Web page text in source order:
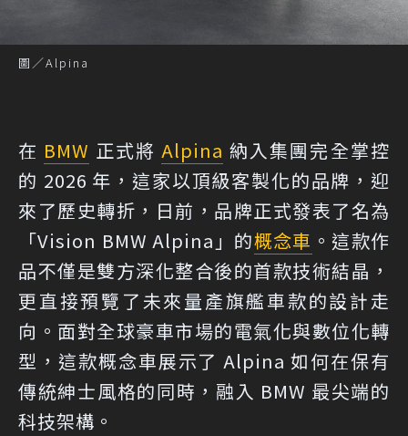
圖／Alpina
在 BMW 正式將Alpina 納入集團完全掌控
的 2026 年，這家以頂級客製化的品牌，迎
來了歷史轉折，日前，品牌正式發表了名為
「Vision BMW Alpina」的概念車 。這款作
品不僅是雙方深化整合後的首款技術結晶，
更直接預覽了未來量產旗艦車款的設計走
向。面對全球豪車市場的電氣化與數位化轉
型，這款概念車展示了 Alpina 如何在保有
傳統紳士風格的同時，融入 BMW 最尖端的
科技架構。